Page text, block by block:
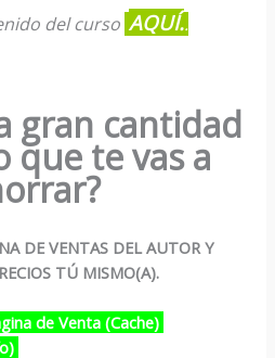
del curso AQUÍ..
gran cantidad
que te vas a
DE VENTAS DEL AUTOR Y
TÚ MISMO(A).
de Venta (Cache)